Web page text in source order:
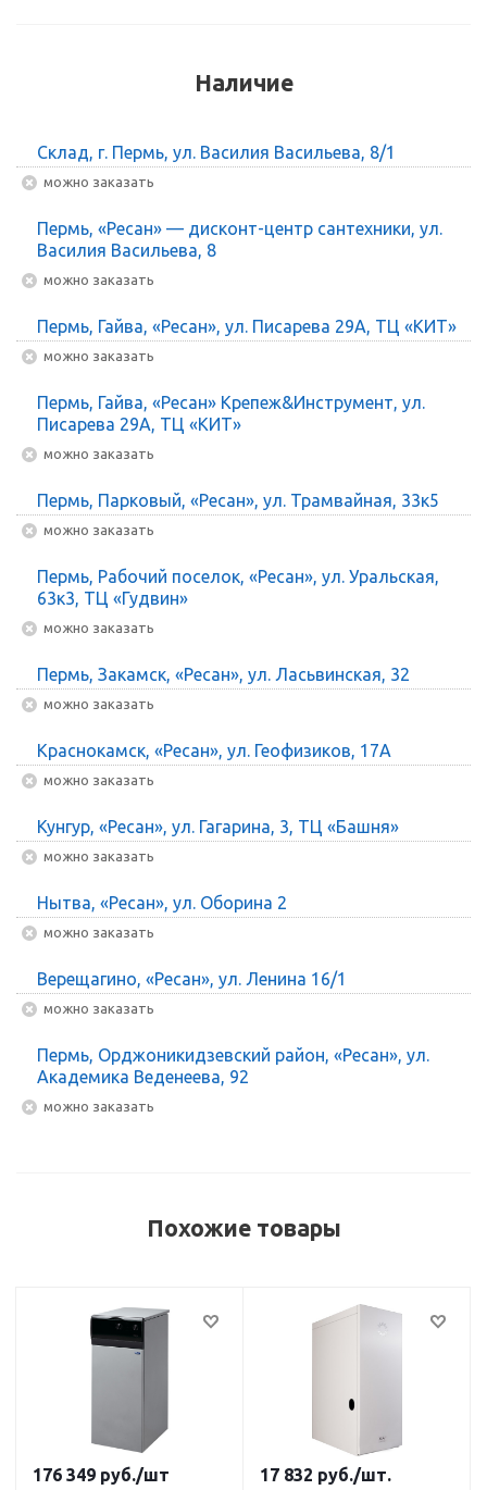
Наличие
Склад, г. Пермь, ул. Василия Васильева, 8/1
Можно заказать
Пермь, «Ресан» — дисконт-центр сантехники, ул.
Василия Васильева, 8
Можно заказать
Пермь, Гайва, «Ресан», ул. Писарева 29А, ТЦ «КИТ»
Можно заказать
Пермь, Гайва, «Ресан» Крепеж&Инструмент, ул.
Писарева 29А, ТЦ «КИТ»
Можно заказать
Пермь, Парковый, «Ресан», ул. Трамвайная, 33к5
Можно заказать
Пермь, Рабочий поселок, «Ресан», ул. Уральская,
63к3, ТЦ «Гудвин»
Можно заказать
Пермь, Закамск, «Ресан», ул. Ласьвинская, 32
Можно заказать
Краснокамск, «Ресан», ул. Геофизиков, 17А
Можно заказать
Кунгур, «Ресан», ул. Гагарина, 3, ТЦ «Башня»
Можно заказать
Нытва, «Ресан», ул. Оборина 2
Можно заказать
Верещагино, «Ресан», ул. Ленина 16/1
Можно заказать
Пермь, Орджоникидзевский район, «Ресан», ул.
Академика Веденеева, 92
Можно заказать
Похожие товары
176 349 руб./шт 17 832 руб./шт.